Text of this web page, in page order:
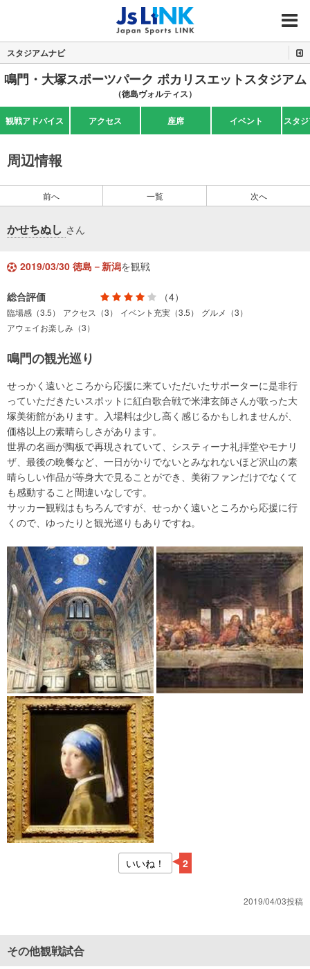
MENU
スタジアムナビ
鳴門・大塚スポーツパーク ポカリスエットスタジアム
（徳島ヴォルティス）
観戦アドバイス アクセス 座席 イベント スタ
周辺情報
前へ 一覧 次へ
かせちぬし さん
2019/03/30 徳島－新潟を観戦
総合評価 （4）
臨場感（3.5） アクセス（3） イベント充実（3.5）
グルメ（3）
アウェイお楽しみ（3）
鳴門の観光巡り
せっかく遠いところから応援に来ていただいたサポーターに是非行
っていただきたいスポットに紅白歌合戦で米津玄師さんが歌った大
塚美術館があります。入場料は少し高く感じるかもしれませんが、
価格以上の素晴らしさがあります。
世界の名画が陶板で再現されていて、システィーナ礼拝堂やモナリ
ザ、最後の晩餐など、一日がかりでないとみなれないほど沢山の素
晴らしい作品が等身大で見ることができ、美術ファンだけでなくて
も感動すること間違いなしです。
サッカー観戦はもちろんですが、せっかく遠いところから応援に行
くので、ゆったりと観光巡りもありですね。
いいね！ 2
2019/04/03投稿
その他観戦試合